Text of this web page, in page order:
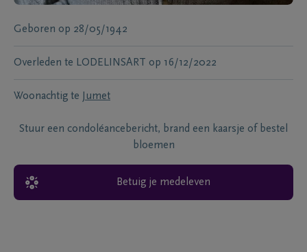
Geboren op 28/05/1942
Overleden te LODELINSART op 16/12/2022
Woonachtig te Jumet
Stuur een condoléancebericht, brand een kaarsje of bestel
bloemen
Betuig je medeleven